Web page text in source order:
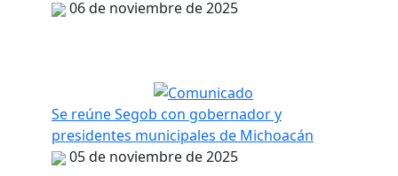
06 de noviembre de 2025
Se reúne Segob con gobernador y
presidentes municipales de Michoacán
05 de noviembre de 2025